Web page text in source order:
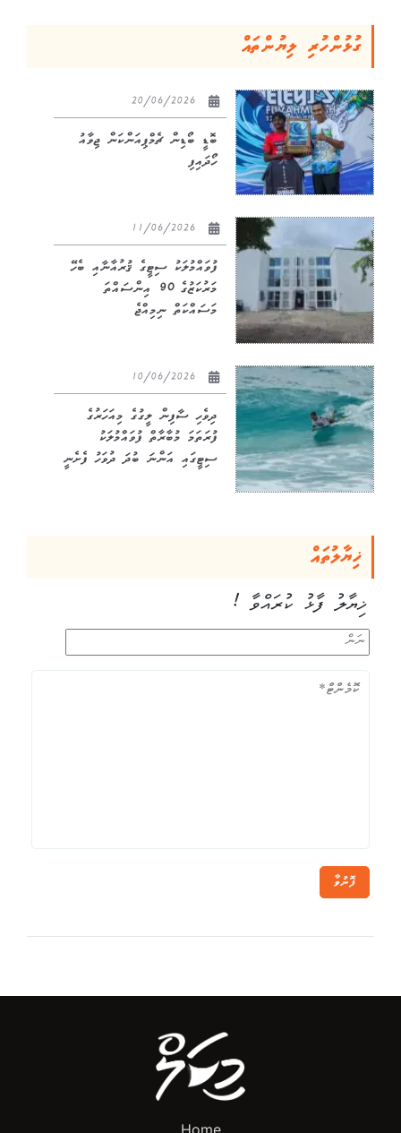
ގުޅުންހުރި ލިޔުންތައް
ބޮޑީ ބޯޑިން ޗެމްޕިއަންކަން ޖިވާއު
ހޯދައިފި
ފުވައްމުލަކު ސިޓީގެ ޤުރުއާނާއި ބެހޭ
މަރުކަޒުގެ 90 އިންސައްތަ
މަސައްކަތް ނިމިއްޖެ
ދިވެހި ސާފިން ލީގުގެ މިއަހަރުގެ
ފުރަތަމަ މުބާރާތް ފުވައްމުލަކު
ސިޓީގައި އަންނަ ބުދަ ދުވަހު ފެށެނީ
ޚިޔާލުތައް
ޚިޔާލު ފާޅު ކުރައްވާ !
ފޮނުވާ